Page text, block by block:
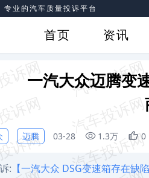
专业的汽车质量投诉平台
首页 资讯
一汽大众迈腾变
迈腾 03-28 1.3万 0
: 【一汽大众 DSG变速箱存在缺陷